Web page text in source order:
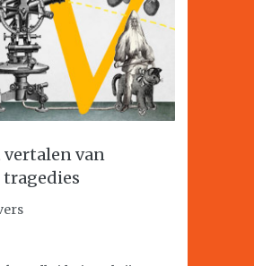
vertalen van
tragedies